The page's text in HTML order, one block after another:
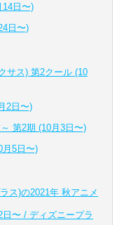
14日〜)
日〜)
サス) 第2クール (10
2日〜)
第2期 (10月3日〜)
月5日〜)
ス)の2021年 秋アニメ
〜 / ディズニープラ